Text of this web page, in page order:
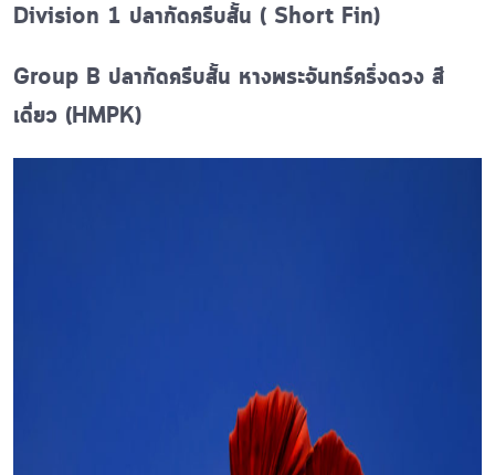
Division 1 ปลากัดครีบสั้น ( Short Fin)
Group B ปลากัดครีบสั้น หางพระจันทร์ครึ่งดวง สี
เดี่ยว (HMPK)